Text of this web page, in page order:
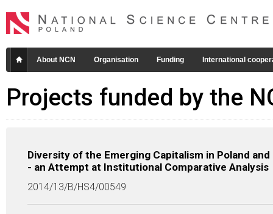
About NCN Organisation Funding International
Projects funded by the
Diversity of the Emerging Capitalism in Poland
- an Attempt at Institutional Comparative Analysis
2014/13/B/HS4/00549